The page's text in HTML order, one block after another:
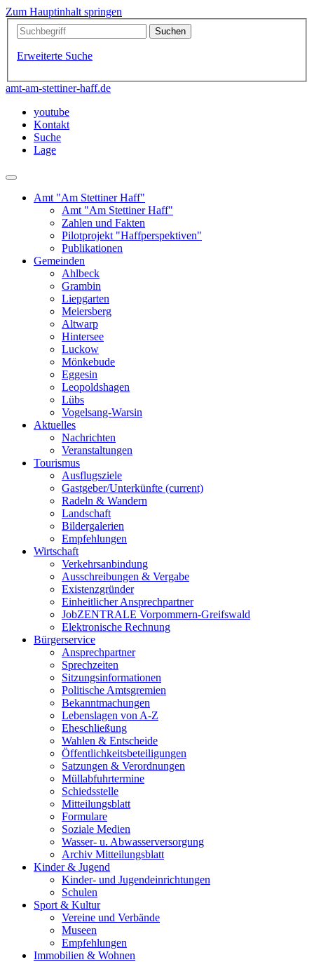
Zum Hauptinhalt springen
Erweiterte Suche
amt-am-stettiner-haff.de
youtube
Kontakt
Suche
Lage
Amt "Am Stettiner Haff"
Amt "Am Stettiner Haff"
Zahlen und Fakten
Pilotprojekt "Haffperspektiven"
Publikationen
Gemeinden
Ahlbeck
Grambin
Liepgarten
Meiersberg
Altwarp
Hintersee
Luckow
Mönkebude
Eggesin
Leopoldshagen
Lübs
Vogelsang-Warsin
Aktuelles
Nachrichten
Veranstaltungen
Tourismus
Ausflugsziele
Gastgeber/Unterkünfte (current)
Radeln & Wandern
Landschaft
Bildergalerien
Empfehlungen
Wirtschaft
Verkehrsanbindung
Ausschreibungen & Vergabe
Existenzgründer
Einheitlicher Ansprechpartner
JobZENTRALE Vorpommern-Greifswald
Elektronische Rechnung
Bürgerservice
Ansprechpartner
Sprechzeiten
Sitzungsinformationen
Politische Amtsgremien
Bekanntmachungen
Lebenslagen von A-Z
Eheschließung
Wahlen & Entscheide
Öffentlichkeitsbeteiligungen
Satzungen & Verordnungen
Müllabfuhrtermine
Schiedsstelle
Mitteilungsblatt
Formulare
Soziale Medien
Wasser- u. Abwasserversorgung
Archiv Mitteilungsblatt
Kinder & Jugend
Kinder- und Jugendeinrichtungen
Schulen
Sport & Kultur
Vereine und Verbände
Museen
Empfehlungen
Immobilien & Wohnen